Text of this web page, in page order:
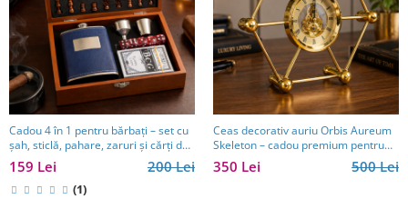
Cadou 4 în 1 pentru bărbați – set cu
șah, sticlă, pahare, zaruri și cărți de
joc
200 Lei
159 Lei
(1)
Ceas decorativ auriu Orbis Aureum
Skeleton – cadou premium pentru
bărbați eleganți
500 Lei
350 Lei